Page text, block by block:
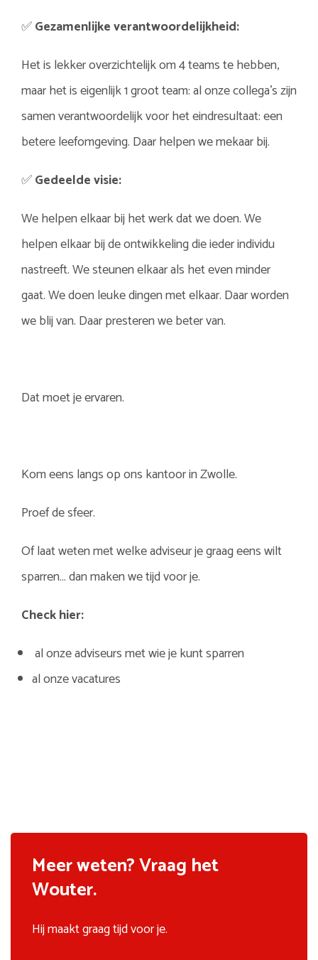
✅Gezamenlijke verantwoordelijkheid:
Het is lekker overzichtelijk om 4 teams te hebben,
maar het is eigenlijk 1 groot team: al onze collega’s zijn
samen verantwoordelijk voor het eindresultaat: een
betere leefomgeving. Daar helpen we mekaar bij.
✅Gedeelde visie:
We helpen elkaar bij het werk dat we doen. We
helpen elkaar bij de ontwikkeling die ieder individu
nastreeft. We steunen elkaar als het even minder
gaat. We doen leuke dingen met elkaar. Daar worden
we blij van. Daar presteren we beter van.
Dat moet je ervaren.
Kom eens langs op ons kantoor in Zwolle.
Proef de sfeer.
Of laat weten met welke adviseur je graag eens wilt
sparren… dan maken we tijd voor je.
Check hier:
al onze adviseurs met wie je kunt sparren
al onze vacatures
Meer weten? Vraag het
Wouter.
Hij maakt graag tijd voor je.